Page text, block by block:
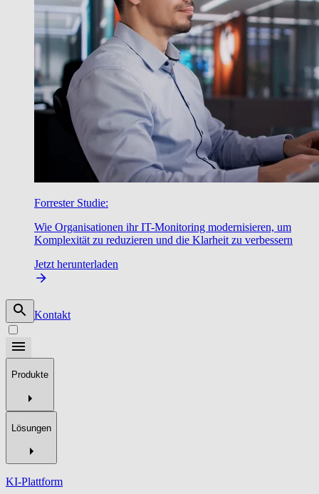
Forrester Studie:
Wie Organisationen ihr IT-Monitoring modernisieren, um
Komplexität zu reduzieren und die Klarheit zu verbessern
Jetzt herunterladen
Kontakt
Produkte
Lösungen
KI-Plattform